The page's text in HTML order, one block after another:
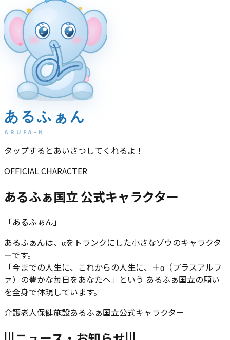
α
あるふぁん
ARUFA-N
タップするとあいさつしてくれるよ！
OFFICIAL CHARACTER
あるふぁ国立 公式キャラクター
「あるふぁん」
あるふぁんは、αをトランクにした小さなゾウのキャラクタ
ーです。
「今までの人生に、これからの人生に、＋α（プラスアルフ
ァ）の豊かな毎日をあなたへ」 という あるふぁ国立の願い
を全身で体現しています。
介護老人保健施設あるふぁ国立公式キャラクター